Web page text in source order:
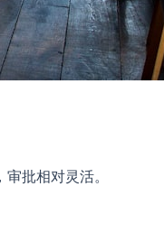
批相对灵活。